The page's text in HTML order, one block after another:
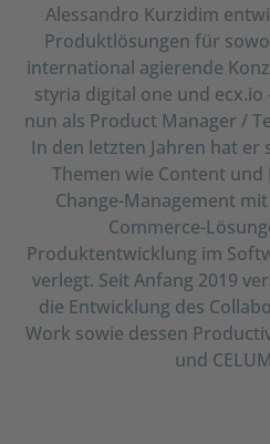
Alessandro Kurzidim
Produktlösungen für
international agierende
styria digital one und ecx.io
nun als Product Manager /
In den letzten Jahren hat
Themen wie Content
Change-Management
Commerce-
Produktentwicklung im
verlegt. Seit Anfang 2019
die Entwicklung des
Work sowie dessen
und